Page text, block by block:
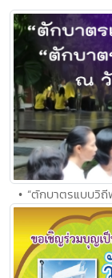
• “ตักบาตรแบบวิ